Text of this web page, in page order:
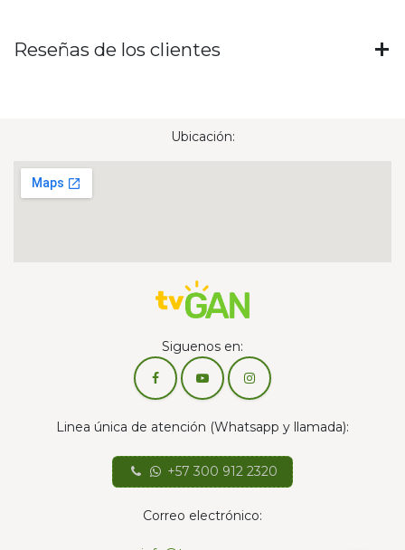
Reseñas de los clientes
Ubicación:
Siguenos en:
Linea única de atención (Whatsapp y llamada):
+57 300 912 2320
Correo electrónico: